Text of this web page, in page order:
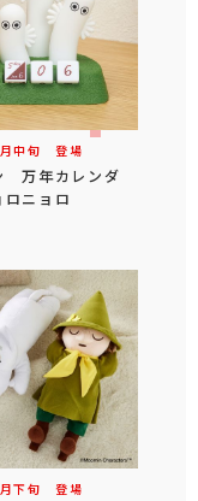
月中旬 登場
万年カレンダ
ニョロ
月下旬 登場